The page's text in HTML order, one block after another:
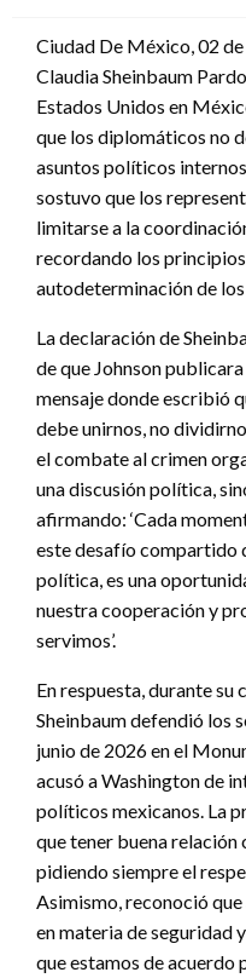
Ciudad De México, 02
Claudia Sheinbaum
Estados Unidos en
que los diplomáticos no
asuntos políticos
sostuvo que los
limitarse a la
recordando los
autodeterminación de
La declaración de
de que Johnson
mensaje donde escribió
debe unirnos, no
el combate al crimen
una discusión política,
afirmando: ‘Cada
este desafío compartido
política, es una
nuestra cooperación y
servimos’.
En respuesta, durante su
Sheinbaum defendió los
junio de 2026 en el
acusó a Washington de
políticos mexicanos. La
que tener buena relación
pidiendo siempre el
Asimismo, reconoció
en materia de seguridad
que estamos de acuerdo